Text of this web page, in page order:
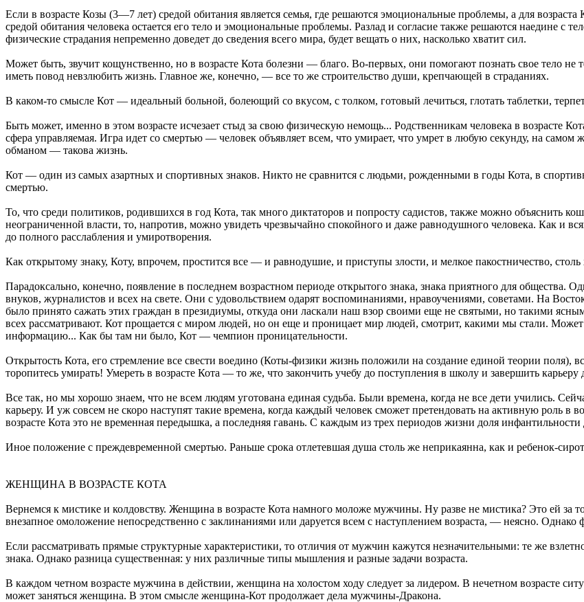
Если в возрасте Козы (3—7 лет) средой обитания является семья, где решаются эмоциональные проблемы, а для
средой обитания человека остается его тело и эмоциональные проблемы. Разлад и согласие также решаются наедине с
физические страдания непременно доведет до сведения всего мира, будет вещать о них, насколько хватит сил.
Может быть, звучит кощунственно, но в возрасте Кота болезни — благо. Во-первых, они помогают познать свое тело не
иметь повод невзлюбить жизнь. Главное же, конечно, — все то же строительство души, крепчающей в страданиях.
В каком-то смысле Кот — идеальный больной, болеющий со вкусом, с толком, готовый лечиться, глотать таблетки,
Быть может, именно в этом возрасте исчезает стыд за свою физическую немощь... Родственникам человека в возрасте
сфера управляемая. Игра идет со смертью — человек объявляет всем, что умирает, что умрет в любую секунду, на
обманом — такова жизнь.
Кот — один из самых азартных и спортивных знаков. Никто не сравнится с людьми, рожденными в годы Кота, в
смертью.
То, что среди политиков, родившихся в год Кота, так много диктаторов и попросту садистов, также можно объяснить
неограниченной власти, то, напротив, можно увидеть чрезвычайно спокойного и даже равнодушного человека. Как и
до полного расслабления и умиротворения.
Как открытому знаку, Коту, впрочем, простится все — и равнодушие, и приступы злости, и мелкое пакостничество,
Парадоксально, конечно, появление в последнем возрастном периоде открытого знака, знака приятного для
внуков, журналистов и всех на свете. Они с удовольствием одарят воспоминаниями, нравоучениями, советами. На
было принято сажать этих граждан в президиумы, откуда они ласкали наш взор своими еще не святыми, но такими
всех рассматривают. Кот прощается с миром людей, но он еще и проницает мир людей, смотрит, какими мы стали. Может
информацию... Как бы там ни было, Кот — чемпион проницательности.
Открытость Кота, его стремление все свести воедино (Коты-физики жизнь положили на создание единой теории поля),
торопитесь умирать! Умереть в возрасте Кота — то же, что закончить учебу до поступления в школу и завершить карьеру
Все так, но мы хорошо знаем, что не всем людям уготована единая судьба. Были времена, когда не все дети учились.
карьеру. И уж совсем не скоро наступят такие времена, когда каждый человек сможет претендовать на активную роль в
возрасте Кота это не временная передышка, а последняя гавань. С каждым из трех периодов жизни доля
Иное положение с преждевременной смертью. Раньше срока отлетевшая душа столь же неприкаянна, как и ребенок-
ЖЕНЩИНА В ВОЗРАСТЕ КОТА
Вернемся к мистике и колдовству. Женщина в возрасте Кота намного моложе мужчины. Ну разве не мистика? Это ей
внезапное омоложение непосредственно с заклинаниями или даруется всем с наступлением возраста, — неясно.
Если рассматривать прямые структурные характеристики, то отличия от мужчин кажутся незначительными: те же
знака. Однако разница существенная: у них различные типы мышления и разные задачи возраста.
В каждом четном возрасте мужчина в действии, женщина на холостом ходу следует за лидером. В нечетном возрасте
может заняться женщина. В этом смысле женщина-Кот продолжает дела мужчины-Дракона.